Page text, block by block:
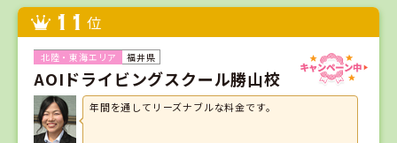
11 位
福井県
AOIドライビングスクール勝山校
年間を通してリーズナブルな料金です。